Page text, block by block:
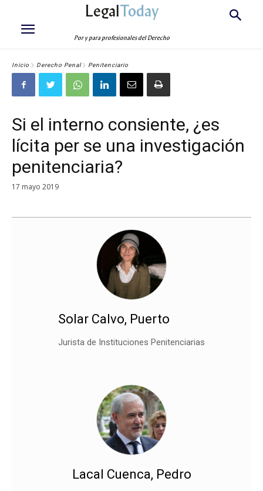
LegalToday
Por y para profesionales del Derecho
Inicio Derecho Penal Penitenciario
Si el interno consiente, ¿es
lícita per se una investigación
penitenciaria?
17 mayo 2019
Solar Calvo, Puerto
Jurista de Instituciones Penitenciarias
Lacal Cuenca, Pedro